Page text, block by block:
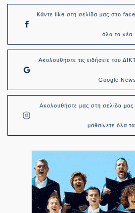
Κάντε like στη σελίδα μας στο
όλα τα νέα
Ακολουθήστε τις ειδήσεις του
Google News
Ακολουθήστε μας στη σελίδα
μαθαίνετε όλα